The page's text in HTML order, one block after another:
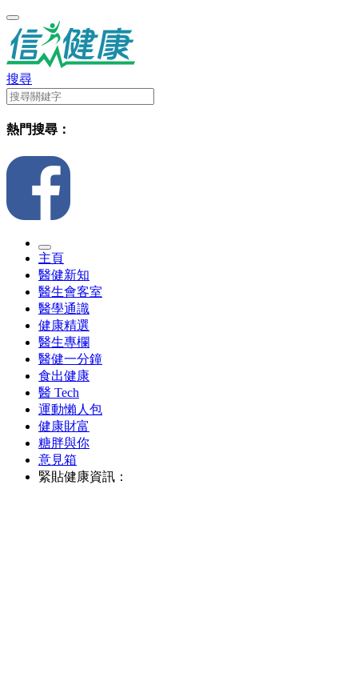
搜尋
熱門搜尋：
主頁
醫健新知
醫生會客室
醫學通識
健康精選
醫生專欄
醫健一分鐘
食出健康
醫 Tech
運動懶人包
健康財富
糖胖與你
意見箱
緊貼健康資訊：